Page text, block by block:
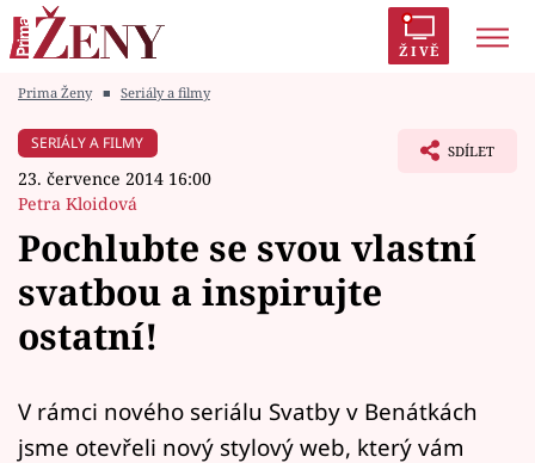
ŽIVĚ
Módní alarm
Témata
Celebrity
Vztahy
Prima Ženy ■ Seriály a filmy
SERIÁLY A FILMY
23. července 2014 16:00
Petra Kloidová
SDÍLET
Pochlubte se svou vlastní
svatbou a inspirujte
ostatní!
V rámci nového seriálu Svatby v Benátkách
jsme otevřeli nový stylový web, který vám